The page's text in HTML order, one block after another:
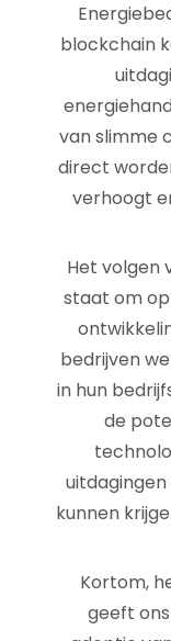
blockchain
van slimme
direct
verhoogt
Het volgen
staat om
bedrijven
in hun
de
kunnen
Kortom,
geeft